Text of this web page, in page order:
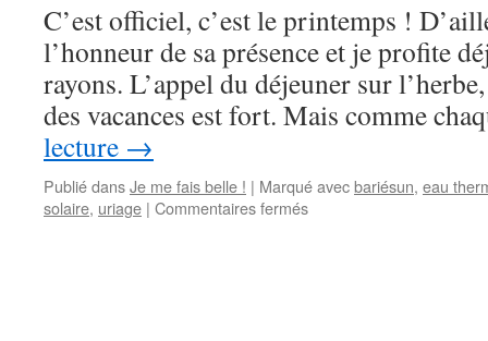
C’est officiel, c’est le printemps !
l’honneur de sa présence et je profite
rayons. L’appel du déjeuner sur
des vacances est fort. Mais comme
lecture →
Publié dansJe me fais belle ! | Marqué avecbariésun, eau
solaire, uriage | Commentaires fermés